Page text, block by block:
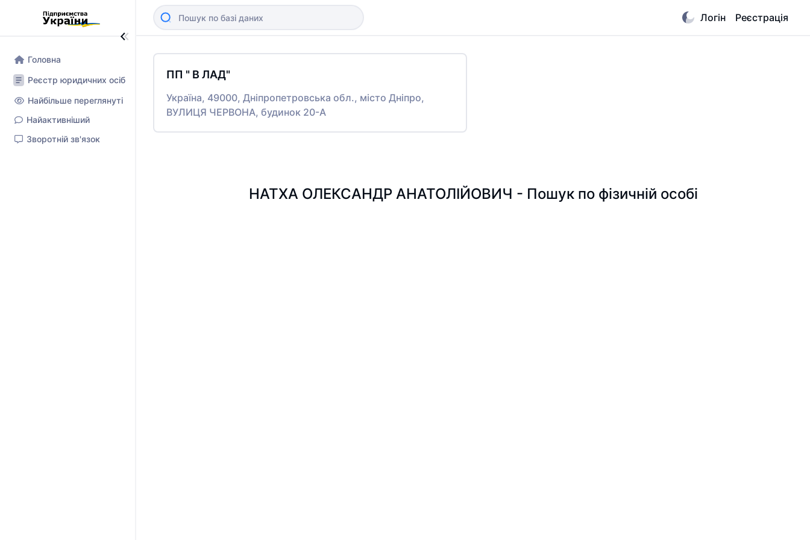
Головна
Реєстр юридичних осіб
Найбільше переглянуті
Найактивніший
Зворотній зв'язок
Логін Реєстрація
ПП " В ЛАД"
Україна, 49000, Дніпропетровська обл., місто Дніпро,
ВУЛИЦЯ ЧЕРВОНА, будинок 20-А
НАТХА ОЛЕКСАНДР АНАТОЛІЙОВИЧ - Пошук по фізичній особі